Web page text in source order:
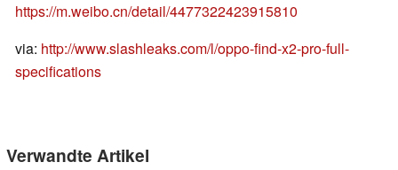
https://m.weibo.cn/detail/4477322423915810
via: http://www.slashleaks.com/l/oppo-find-x2-pro-full-
specifications
Verwandte Artikel